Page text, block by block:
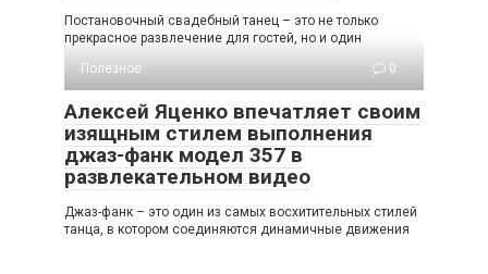
Постановочный свадебный танец – это не только
прекрасное развлечение для гостей, но и один
Полезное
0
Алексей Яценко впечатляет своим
изящным стилем выполнения
джаз-фанк модел 357 в
развлекательном видео
Джаз-фанк – это один из самых восхитительных стилей
танца, в котором соединяются динамичные движения